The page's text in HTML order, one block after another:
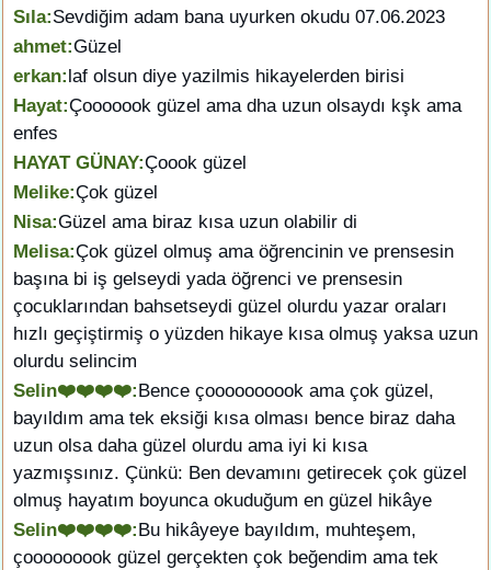
Sıla:Sevdiğim adam bana uyurken okudu 07.06.2023
ahmet:Güzel
erkan:laf olsun diye yazilmis hikayelerden birisi
Hayat:Çooooook güzel ama dha uzun olsaydı kşk ama
enfes
HAYAT GÜNAY:Çoook güzel
Melike:Çok güzel
Nisa:Güzel ama biraz kısa uzun olabilir di
Melisa:Çok güzel olmuş ama öğrencinin ve prensesin
başına bi iş gelseydi yada öğrenci ve prensesin
çocuklarından bahsetseydi güzel olurdu yazar oraları
hızlı geçiştirmiş o yüzden hikaye kısa olmuş yaksa uzun
olurdu selincim
Selin❤️❤️❤️❤️:Bence çoooooooook ama çok güzel,
bayıldım ama tek eksiği kısa olması bence biraz daha
uzun olsa daha güzel olurdu ama iyi ki kısa
yazmışsınız. Çünkü: Ben devamını getirecek çok güzel
olmuş hayatım boyunca okuduğum en güzel hikâye
Selin❤️❤️❤️❤️:Bu hikâyeye bayıldım, muhteşem,
çooooooook güzel gerçekten çok beğendim ama tek